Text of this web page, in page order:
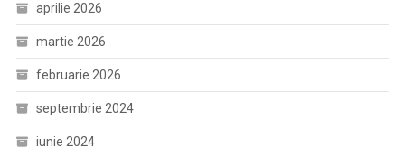
aprilie 2026
martie 2026
februarie 2026
septembrie 2024
iunie 2024